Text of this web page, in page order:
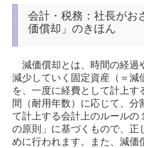
会計・税務：社長が
価償却」のきほん
減価償却とは、時間の経過
減少していく固定資産（＝減
を、一度に経費として計上す
間（耐用年数）に応じて、分
て計上する会計上のルールの
の原則」に基づくもので、正
めに行われます。また、減価